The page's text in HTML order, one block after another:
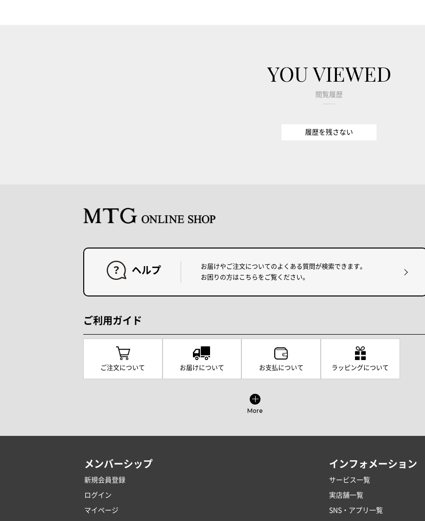
YOU VIEWED
閲覧履歴
履歴を残さない
ヘルプ
お届けやご注文についてのよくある質問が検索できます。
お困りの方はこちらをご覧ください。
ご利用ガイド
ご注文について お届けについて お支払について ラッピングについて
More
メンバーシップ
新規会員登録
ログイン
マイページ
インフォメーション
サービス一覧
実店舗一覧
SNS・アプリ一覧